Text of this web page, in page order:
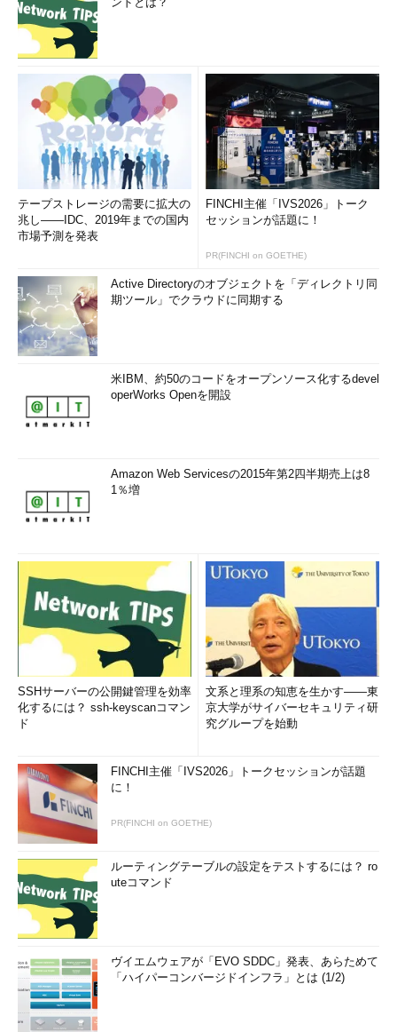
テープストレージの需要に拡大の
兆し――IDC、2019年までの国内
市場予測を発表
FINCHI主催「IVS2026」トーク
セッションが話題に！
PR(FINCHI on GOETHE)
Active Directoryのオブジェクトを「ディレクトリ同
期ツール」でクラウドに同期する
米IBM、約50のコードをオープンソース化するdevel
operWorks Openを開設
Amazon Web Servicesの2015年第2四半期売上は8
1％増
SSHサーバーの公開鍵管理を効率
化するには？ ssh-keyscanコマン
ド
文系と理系の知恵を生かす――東
京大学がサイバーセキュリティ研
究グループを始動
FINCHI主催「IVS2026」トークセッションが話題
に！
PR(FINCHI on GOETHE)
ルーティングテーブルの設定をテストするには？ ro
uteコマンド
ヴイエムウェアが「EVO SDDC」発表、あらためて
「ハイパーコンバージドインフラ」とは (1/2)